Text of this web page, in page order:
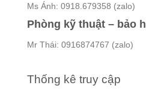
Ms Ánh: 0918.679358 (zalo)
Phòng kỹ thuật – bảo
Mr Thái: 0916874767 (zalo)
Thống kê truy cập